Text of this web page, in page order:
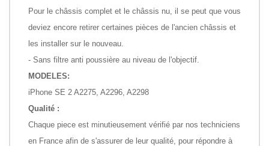
Pour le châssis complet et le châssis nu, il se peut que vous
deviez encore retirer certaines pièces de l'ancien châssis et
les installer sur le nouveau.
- Sans filtre anti poussière au niveau de l'objectif.
MODELES:
iPhone SE 2 A2275, A2296, A2298
Qualité :
Chaque piece est minutieusement vérifié par nos techniciens
en France afin de s'assurer de leur qualité, pour répondre à